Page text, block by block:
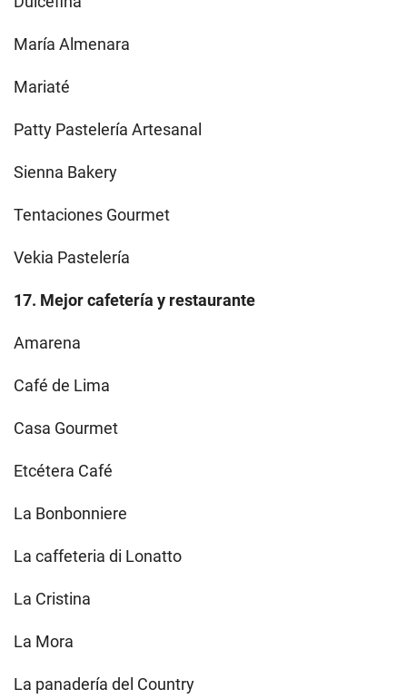
María Almenara
Mariaté
Patty Pastelería Artesanal
Sienna Bakery
Tentaciones Gourmet
Vekia Pastelería
17. Mejor cafetería y restaurante
Amarena
Café de Lima
Casa Gourmet
Etcétera Café
La Bonbonniere
La caffeteria di Lonatto
La Cristina
La Mora
La panadería del Country